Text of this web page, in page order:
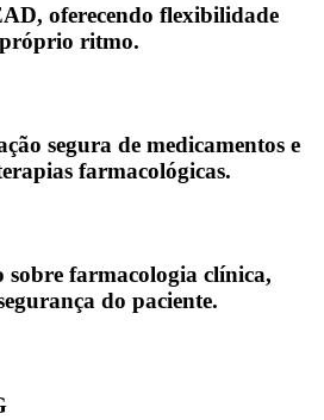
oferecendo flexibilidade
ritmo.
segura de medicamentos e
farmacológicas.
sobre farmacologia clínica,
do paciente.